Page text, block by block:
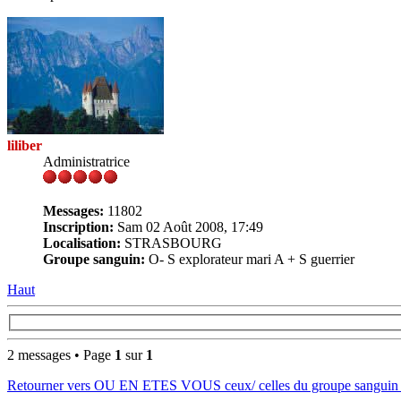
liliber
Administratrice
Messages: 11802
Inscription: Sam 02 Août 2008, 17:49
Localisation: STRASBOURG
Groupe sanguin: O- S explorateur mari A + S guerrier
Haut
2 messages • Page 1 sur 1
Retourner vers OU EN ETES VOUS ceux/ celles du groupe sanguin